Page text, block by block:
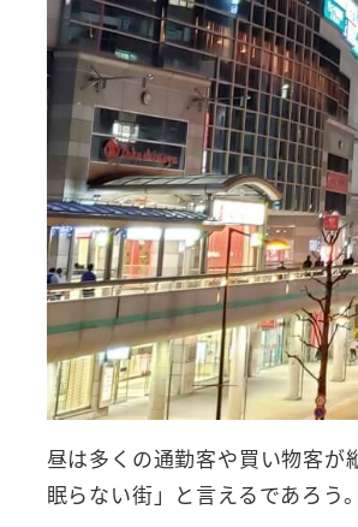
昼は多くの通勤客や買い物客
眠らない街」と言えるであろう。